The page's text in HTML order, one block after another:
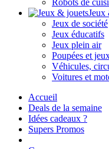
Robots de
Jeux
Jeux de société
Jeux éducatifs
Jeux plein air
Poupées et
Véhicules,
Voitures et
Accueil
Deals de la semaine
Idées cadeaux ?
Supers Promos